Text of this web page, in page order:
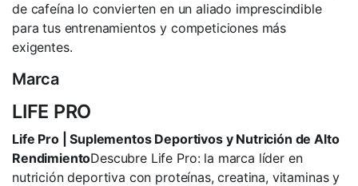
de cafeína lo convierten en un aliado imprescindible
para tus entrenamientos y competiciones más
exigentes.
Marca
LIFE PRO
Life Pro | Suplementos Deportivos y Nutrición de Alto
RendimientoDescubre Life Pro: la marca líder en
nutrición deportiva con proteínas, creatina, vitaminas y